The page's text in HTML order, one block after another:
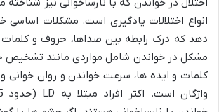
اختلال در خواندن که با نارساخوانی نیز
انواع اختلالات یادگیری است. مشکلات اساسی
دهد که درک رابطه بین صداها، حروف و
مشکل در خواندن شامل مواردی مانند تشخیص
کلمات و ایده ها، سرعت خواندن و روان